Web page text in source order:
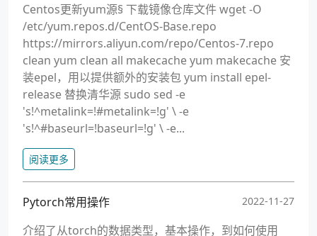
Centos更新yum源§ 下载镜像仓库文件 wget -O
/etc/yum.repos.d/CentOS-Base.repo
https://mirrors.aliyun.com/repo/Centos-7.repo
clean yum clean all makecache yum makecache 安
装epel，用以提供额外的安装包 yum install epel-
release 替换清华源 sudo sed -e
's!^metalink=!#metalink=!g' \ -e
's!^#baseurl=!baseurl=!g' \ -e...
阅读更多
Pytorch常用操作 2022-11-27
介绍了从torch的数据类型，基本操作，到如何使用